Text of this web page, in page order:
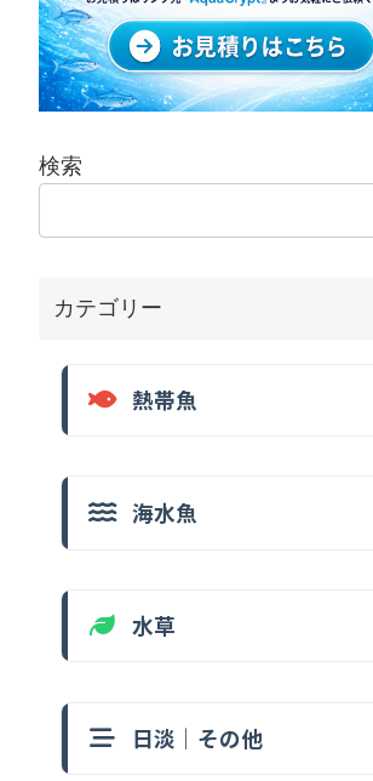
検索
カテゴリー
熱帯魚
海水魚
水草
日淡｜その他